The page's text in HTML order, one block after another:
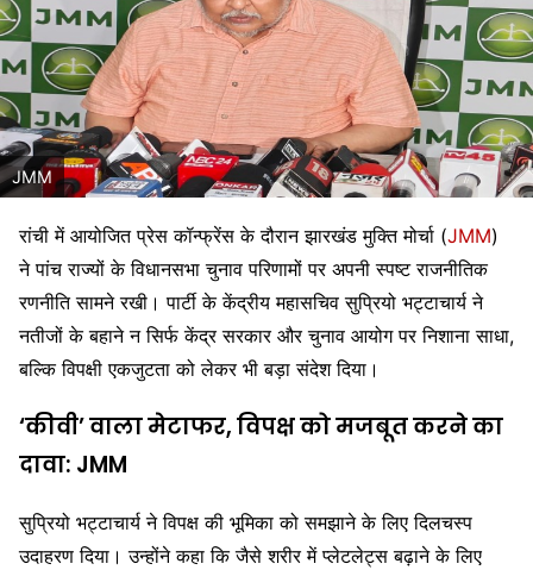
JMM
रांची में आयोजित प्रेस कॉन्फ्रेंस के दौरान झारखंड मुक्ति मोर्चा (JMM)
ने पांच राज्यों के विधानसभा चुनाव परिणामों पर अपनी स्पष्ट राजनीतिक
रणनीति सामने रखी। पार्टी के केंद्रीय महासचिवसुप्रियो भट्टाचार्य ने
नतीजों के बहाने न सिर्फ केंद्र सरकार और चुनाव आयोग पर निशाना साधा,
बल्कि विपक्षी एकजुटता को लेकर भी बड़ा संदेश दिया।
‘कीवी’ वाला मेटाफर, विपक्ष को मजबूत करने का
दावा: JMM
सुप्रियो भट्टाचार्य ने विपक्ष की भूमिका को समझाने के लिए दिलचस्प
उदाहरण दिया। उन्होंने कहा कि जैसे शरीर में प्लेटलेट्स बढ़ाने के लिए